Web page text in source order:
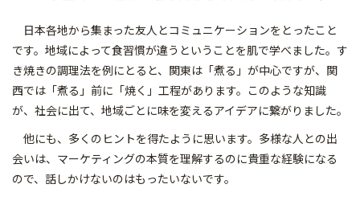
日本各地から集まった友人とコミュニケーションをとったこと
です。地域によって食習慣が違うということを肌で学べました。す
き焼きの調理法を例にとると、関東は「煮る」が中心ですが、関
西では「煮る」前に「焼く」工程があります。このような知識
が、社会に出て、地域ごとに味を変えるアイデアに繋がりました。
他にも、多くのヒントを得たように思います。多様な人との出
会いは、マーケティングの本質を理解するのに貴重な経験になる
ので、話しかけないのはもったいないです。